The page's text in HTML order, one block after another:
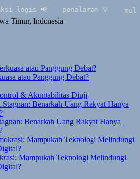
📢 penalaran 💡
Timur, Indonesia
atau Panggung Debat?
& Akuntabilitas Diuji
Benarkah Uang Rakyat Hanya
Mampukah Teknologi Melindungi